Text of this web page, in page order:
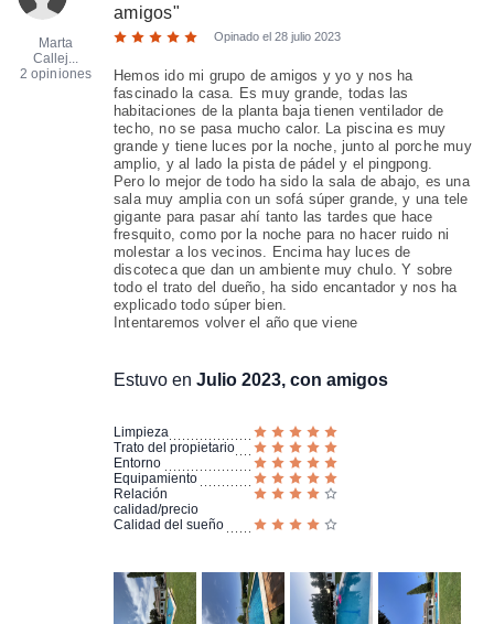
Marta
Callej...
2 opiniones
amigos"
Opinado el 28 julio 2023
Hemos ido mi grupo de amigos y yo y nos ha
fascinado la casa. Es muy grande, todas las
habitaciones de la planta baja tienen ventilador de
techo, no se pasa mucho calor. La piscina es muy
grande y tiene luces por la noche, junto al porche muy
amplio, y al lado la pista de pádel y el pingpong.
Pero lo mejor de todo ha sido la sala de abajo, es una
sala muy amplia con un sofá súper grande, y una tele
gigante para pasar ahí tanto las tardes que hace
fresquito, como por la noche para no hacer ruido ni
molestar a los vecinos. Encima hay luces de
discoteca que dan un ambiente muy chulo. Y sobre
todo el trato del dueño, ha sido encantador y nos ha
explicado todo súper bien.
Intentaremos volver el año que viene
Estuvo en Julio 2023, con amigos
Limpieza
Trato del propietario
Entorno
Equipamiento
Relación
calidad/precio
Calidad del sueño